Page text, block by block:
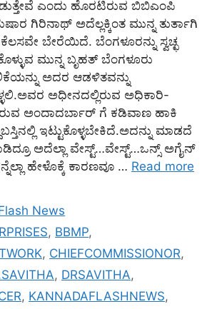
ಎಂದು ಹೊರಟಿರುವ ಬಿಬಿಎಂಪಿ
ಗಿರಿನಾಥ್ ಅದೆಲ್ಲಕ್ಕಿಂತ ಮುನ್ನ ತುರ್ತಾಗಿ
ಬೇರೆಯಿದೆ. ಬೆಂಗಳೂರನ್ನು ಸ್ವಚ್ಛ
ಮುನ್ನ ಬೃಹತ್ ಬೆಂಗಳೂರು
ಅದರ ಆಡಳಿತವನ್ನು
ಅಧೀನದಲ್ಲಿರುವ ಅಧಿಕಾರಿ-
ಅಂದಾದರ್ಬಾರ್ ಗೆ ಕಡಿವಾಣ ಹಾಕಿ
ಇಟ್ಟುಕೊಳ್ಳಬೇಕಿದೆ.ಅದನ್ನು ಮಾಡದೆ
ಅದೆಲ್ಲಾ ವೇಸ್ಟ್…ವೇಸ್ಟ್…ಒನ್ಸ್ ಅಗೈನ್
ಹೇಳೊಕ್ಕೆ ಕಾರಣವೂ … Read more
News
, BBMP,
, CHIEFCOMMISSIONOR,
, DRSAVITHA,
, KANNADAFLASHNEWS,